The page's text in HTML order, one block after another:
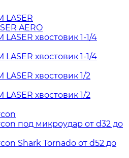
LASER
AERO
хвостовик 1-1/4
хвостовик 1-1/4
хвостовик 1/2
хвостовик 1/2
под микроудар от d32 до
Shark Tornado от d52 до